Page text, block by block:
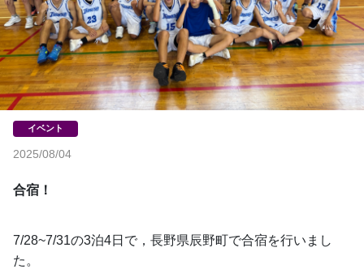
2025/08/04
合宿！
7/28~7/31の3泊4日で，長野県辰野町で合宿を行いまし
た。